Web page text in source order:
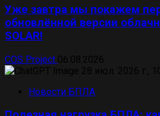
Уже завтра мы покажем
обновлённой версии
SOLAR!
COS Project
Новости БПЛА